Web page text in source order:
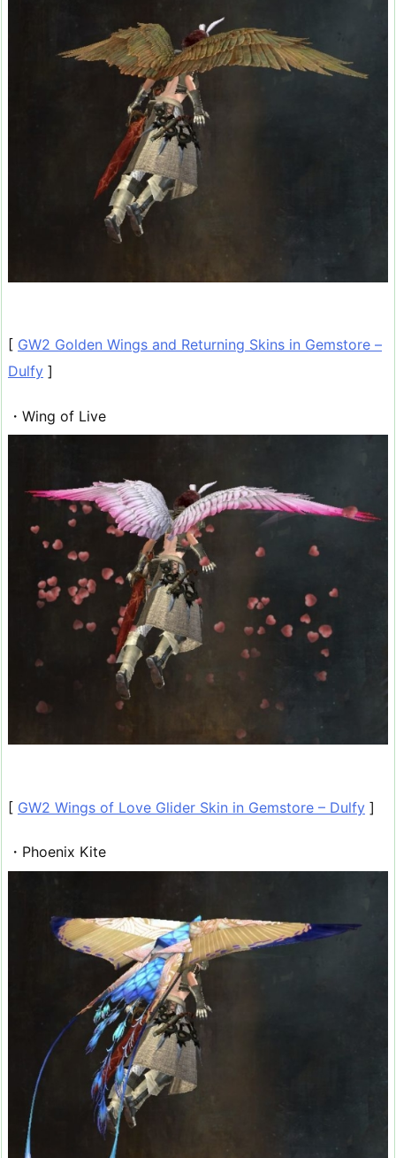
[ GW2 Golden Wings and Returning Skins in Gemstore –
Dulfy ]
・Wing of Live
[ GW2 Wings of Love Glider Skin in Gemstore – Dulfy ]
・Phoenix Kite